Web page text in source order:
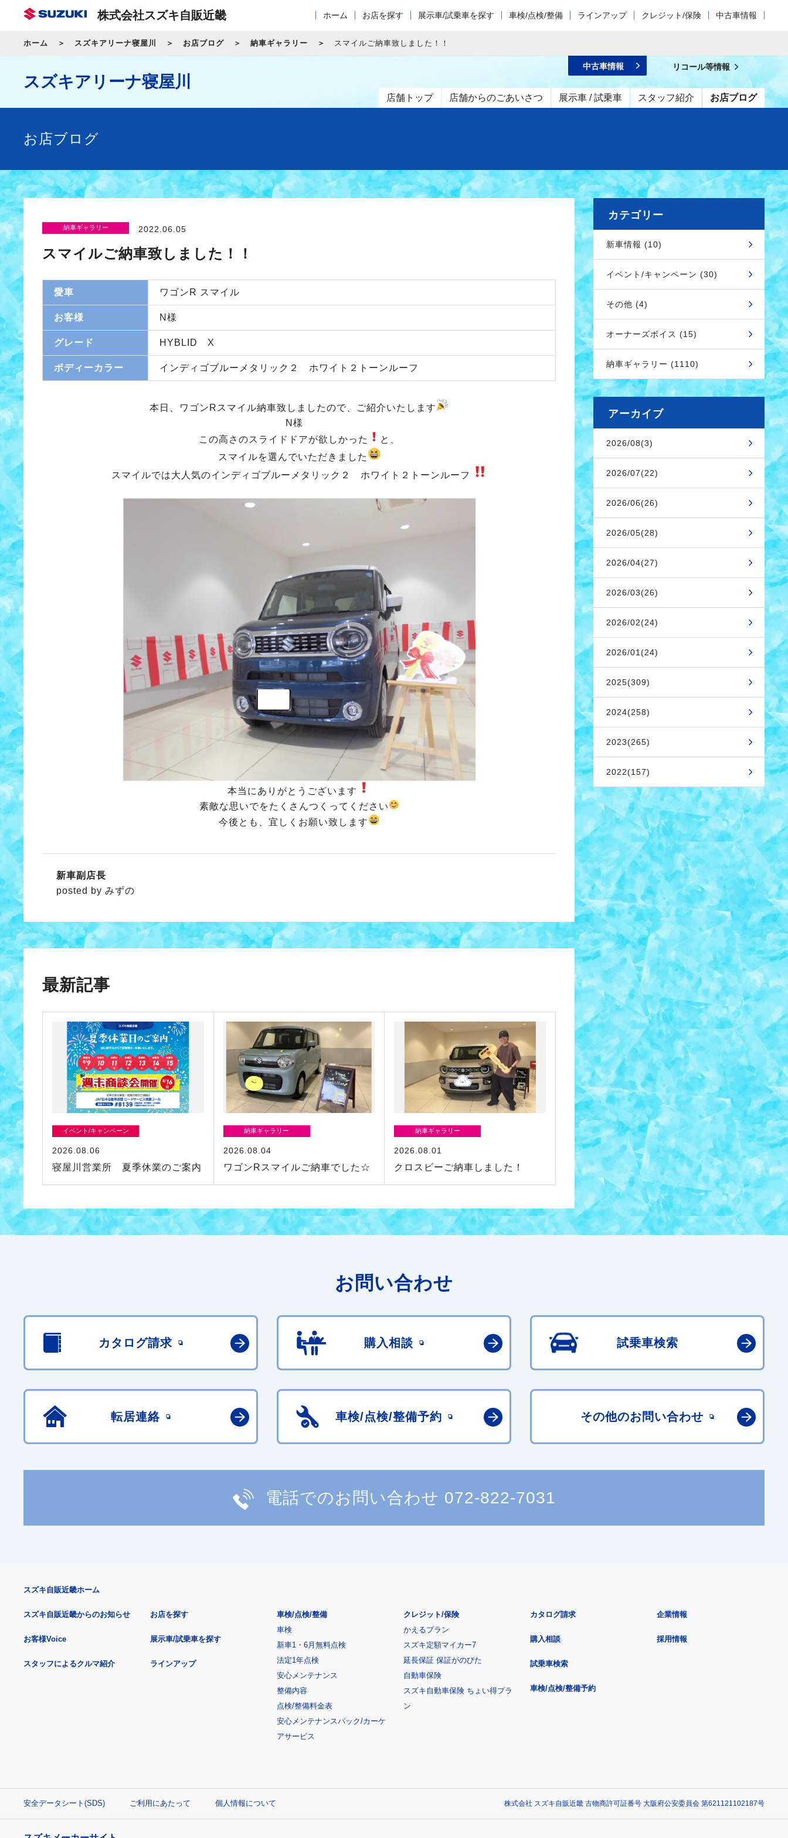
株式会社スズキ自販近畿 ホーム お店を探す 展示車/試乗車を探す 車検/点検/整備 ラインアップ クレジット/保険 中古車情報
ホーム スズキアリーナ寝屋川 お店ブログ 納車ギャラリー スマイルご納車致しました！！
スズキアリーナ寝屋川
店舗トップ 店舗からのごあいさつ 展示車 / 試乗車 スタッフ紹介 お店ブログ
中古車情報 リコール等情報
お店ブログ
納車ギャラリー 2022.06.05
スマイルご納車致しました！！
愛車 ワゴンR スマイル
お客様 N様
グレード HYBLID X
ボディーカラー インディゴブルーメタリック２ ホワイト２トーンルーフ
本日、ワゴンRスマイル納車致しましたので、ご紹介いたします
N様
この高さのスライドドアが欲しかった
と、
スマイルを選んでいただきました
スマイルでは大人気のインディゴブルーメタリック２ ホワイト２トーンルーフ
本当にありがとうございます
素敵な思いでをたくさんつくってください
今後とも、宜しくお願い致します
新車副店長
posted by みずの
最新記事
イベント/キャンペーン
2026.08.06
寝屋川営業所 夏季休業のご案内
納車ギャラリー
2026.08.04
ワゴンRスマイルご納車でした☆
納車ギャラリー
2026.08.01
クロスビーご納車しました！
カテゴリー
新車情報 (10)
イベント/キャンペーン (30)
その他 (4)
オーナーズボイス (15)
納車ギャラリー (1110)
アーカイブ
2026/08(3)
2026/07(22)
2026/06(26)
2026/05(28)
2026/04(27)
2026/03(26)
2026/02(24)
2026/01(24)
2025(309)
2024(258)
2023(265)
2022(157)
お問い合わせ
カタログ請求 購入相談 試乗車検索
転居連絡 車検/点検/整備予約 その他のお問い合わせ
電話でのお問い合わせ 072-822-7031
スズキ自販近畿ホーム
スズキ自販近畿からのお知らせ
お客様Voice
スタッフによるクルマ紹介
お店を探す
展示車/試乗車を探す
ラインアップ
車検/点検/整備
車検
新車1・6月無料点検
法定1年点検
安心メンテナンス
整備内容
点検/整備料金表
安心メンテナンスパック/カーケ
アサービス
クレジット/保険
かえるプラン
スズキ定額マイカー7
延長保証 保証がのびた
自動車保険
スズキ自動車保険 ちょい得プラ
ン
カタログ請求
購入相談
試乗車検索
車検/点検/整備予約
企業情報
採用情報
安全データシート(SDS) ご利用にあたって 個人情報について 株式会社 スズキ自販近畿 古物商許可証番号 大阪府公安委員会 第621121102187号